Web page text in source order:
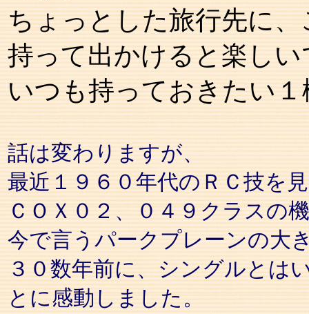
ちょっとした旅行先に
持って出かけると楽し
いつも持っておきたい
話は変わりますが、
最近１９６０年代のＲＣ技を
ＣＯＸ０２、０４９クラスの
今で言うパークプレーンの大
３０数年前に、シングルとは
とに感動しました。